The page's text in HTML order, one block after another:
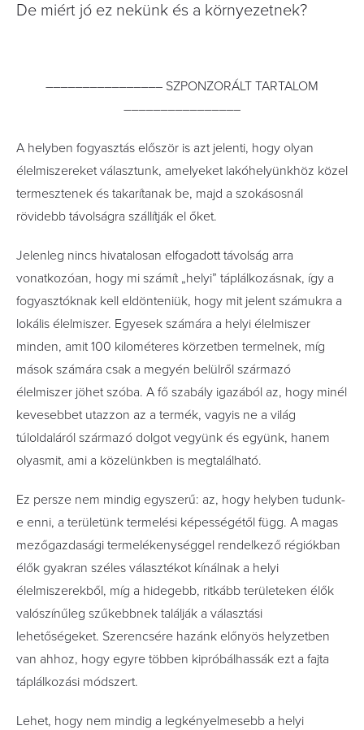
De miért jó ez nekünk és a környezetnek?
–––––––––––––––– SZPONZORÁLT TARTALOM
––––––––––––––––
A helyben fogyasztás először is azt jelenti, hogy olyan
élelmiszereket választunk, amelyeket lakóhelyünkhöz közel
termesztenek és takarítanak be, majd a szokásosnál
rövidebb távolságra szállítják el őket.
Jelenleg nincs hivatalosan elfogadott távolság arra
vonatkozóan, hogy mi számít „helyi” táplálkozásnak, így a
fogyasztóknak kell eldönteniük, hogy mit jelent számukra a
lokális élelmiszer. Egyesek számára a helyi élelmiszer
minden, amit 100 kilométeres körzetben termelnek, míg
mások számára csak a megyén belülről származó
élelmiszer jöhet szóba. A fő szabály igazából az, hogy minél
kevesebbet utazzon az a termék, vagyis ne a világ
túloldaláról származó dolgot vegyünk és együnk, hanem
olyasmit, ami a közelünkben is megtalálható.
Ez persze nem mindig egyszerű: az, hogy helyben tudunk-
e enni, a területünk termelési képességétől függ. A magas
mezőgazdasági termelékenységgel rendelkező régiókban
élők gyakran széles választékot kínálnak a helyi
élelmiszerekből, míg a hidegebb, ritkább területeken élők
valószínűleg szűkebbnek találják a választási
lehetőségeket. Szerencsére hazánk előnyös helyzetben
van ahhoz, hogy egyre többen kipróbálhassák ezt a fajta
táplálkozási módszert.
Lehet, hogy nem mindig a legkényelmesebb a helyi